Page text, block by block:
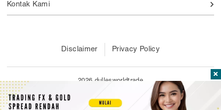
Kontak Kami
Disclaimer Privacy Policy
2026 dullesworldtrade